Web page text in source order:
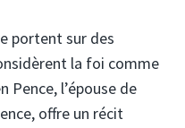
portent sur des
la foi comme
Pence, l’épouse de
offre un récit